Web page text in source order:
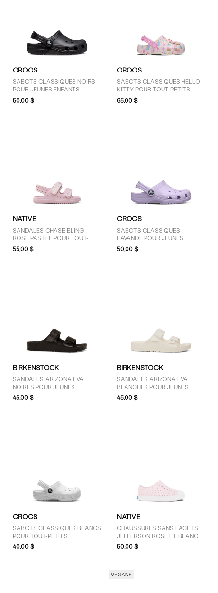
CROCS
SABOTS CLASSIQUES NOIRS
POUR JEUNES ENFANTS
50,00 $
CROCS
SABOTS CLASSIQUES HELLO
KITTY POUR TOUT-PETITS
65,00 $
NATIVE
SANDALES CHASE BLING
ROSE PASTEL POUR TOUT-
PETITS
55,00 $
CROCS
SABOTS CLASSIQUES
LAVANDE POUR JEUNES
ENFANTS
50,00 $
BIRKENSTOCK
SANDALES ARIZONA EVA
NOIRES POUR JEUNES
ENFANTS
45,00 $
BIRKENSTOCK
SANDALES ARIZONA EVA
BLANCHES POUR JEUNES
ENFANTS
45,00 $
CROCS
SABOTS CLASSIQUES BLANCS
POUR TOUT-PETITS
40,00 $
NATIVE
CHAUSSURES SANS LACETS
JEFFERSON ROSE ET BLANC
POUR TOUT-PETITS
50,00 $